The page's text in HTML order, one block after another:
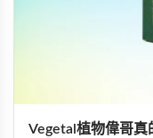
Vegetal植物偉哥真